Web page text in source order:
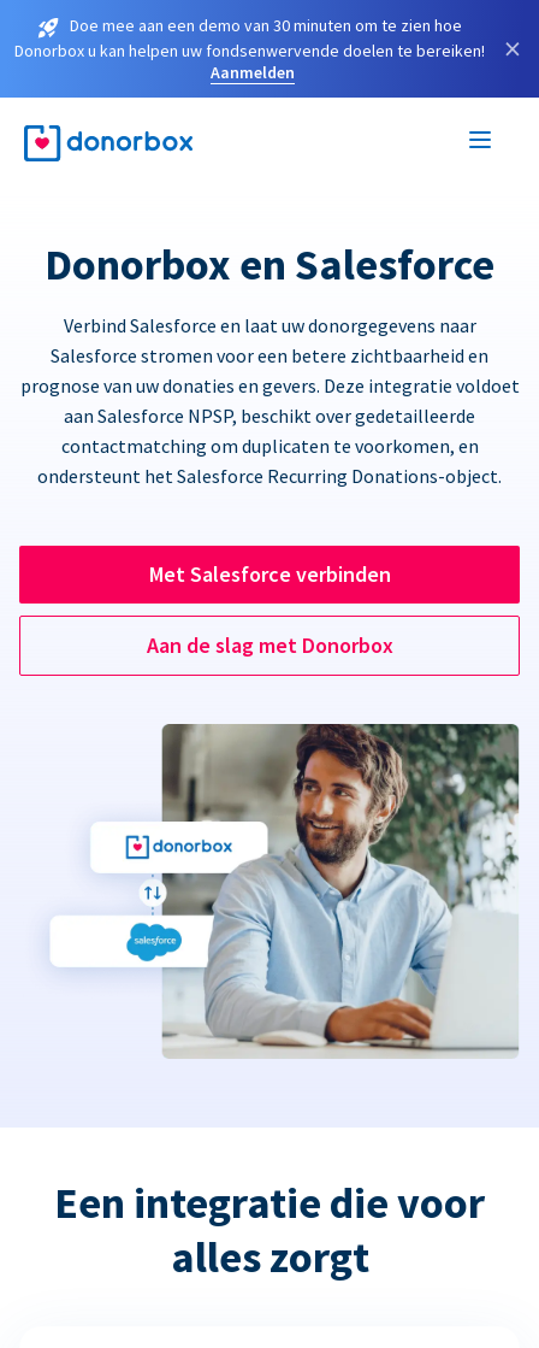
Doe mee aan een demo van 30 minuten om te zien hoe
Donorbox u kan helpen uw fondsenwervende doelen te bereiken!
Aanmelden
×
Donorbox en Salesforce
Verbind Salesforce en laat uw donorgegevens naar
Salesforce stromen voor een betere zichtbaarheid en
prognose van uw donaties en gevers. Deze integratie voldoet
aan Salesforce NPSP, beschikt over gedetailleerde
contactmatching om duplicaten te voorkomen, en
ondersteunt het Salesforce Recurring Donations-object.
Met Salesforce verbinden
Aan de slag met Donorbox
Een integratie die voor
alles zorgt